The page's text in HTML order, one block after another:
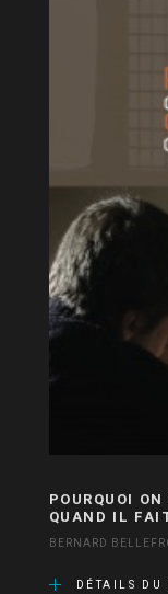
POURQUOI
QUAND IL
BERNARD
DÉTAILS DU